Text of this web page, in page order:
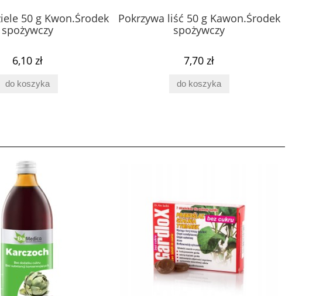
50 g Kwon.Środek
spożywczy
6,10 zł
do koszyka
Pokrzywa liść 50 g Kawon.Środek
spożywczy
7,70 zł
do koszyka